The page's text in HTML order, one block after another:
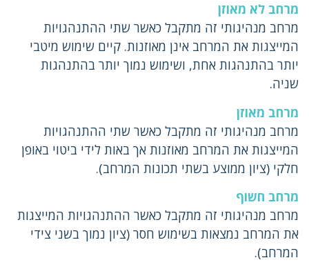
מרחב לא מאוזן
מרחב מנהיגותי זה מתקבל כאשר שתי ההתנהגויות
המייצגות את המרחב אינן מאוזנות. קיים שימוש מיטבי
יותר בהתנהגות אחת, ושימוש נמוך יותר בהתנהגות
שניה.
מרחב מאוזן
מרחב מנהיגותי זה מתקבל כאשר שתי ההתנהגויות
המייצגות את המרחב מאוזנות אך באות לידי ביטוי באופן
חלקי (ציון ממוצע בשתי תכונות המרחב).
מרחב חשוף
מרחב מנהיגותי זה מתקבל כאשר ההתנהגויות המייצגות
את המרחב נמצאות בשימוש חסר (ציון נמוך בשני צידי
המרחב).